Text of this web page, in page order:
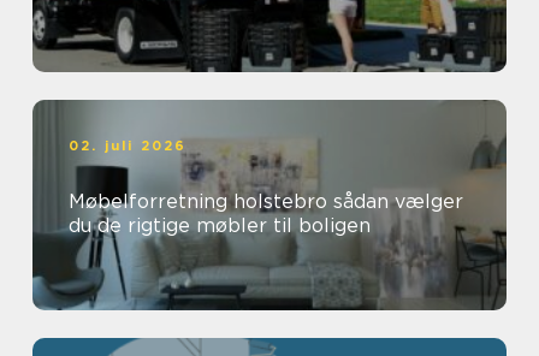
02. juli 2026
Møbelforretning holstebro sådan vælger
du de rigtige møbler til boligen